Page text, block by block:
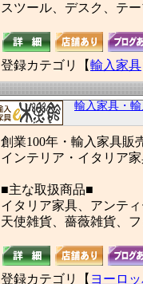
スツール、デスク、テ
登録カテゴリ【輸入家具
輸入家具・輸
創業100年・輸入家具販
インテリア・イタリア
■主な取扱商品■
イタリア家具、アンテ
天使雑貨、薔薇雑貨、
登録カテゴリ【 ヨーロ